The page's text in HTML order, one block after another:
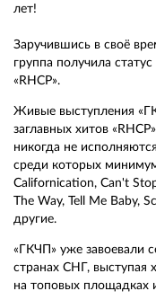
лет!
Заручившись в своё
группа получила
«RHCP».
Живые выступления
заглавных хитов
никогда не
среди которых
Californication, Can't
The Way, Tell Me Baby,
другие.
«ГКЧП» уже завоевали
странах СНГ, выступая
на топовых площадках